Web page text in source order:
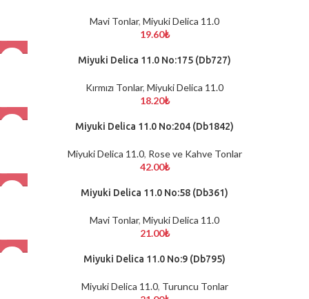
Mavi Tonlar, Miyuki Delica 11.0
19.60₺
Miyuki Delica 11.0 No:175 (Db727)
Kırmızı Tonlar, Miyuki Delica 11.0
18.20₺
Miyuki Delica 11.0 No:204 (Db1842)
Miyuki Delica 11.0, Rose ve Kahve Tonlar
42.00₺
Miyuki Delica 11.0 No:58 (Db361)
Mavi Tonlar, Miyuki Delica 11.0
21.00₺
Miyuki Delica 11.0 No:9 (Db795)
Miyuki Delica 11.0, Turuncu Tonlar